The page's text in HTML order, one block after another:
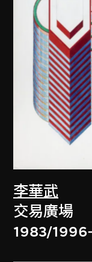
李華武
交易廣場
1983/